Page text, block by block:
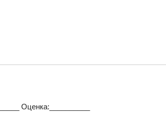
Оценка:__________